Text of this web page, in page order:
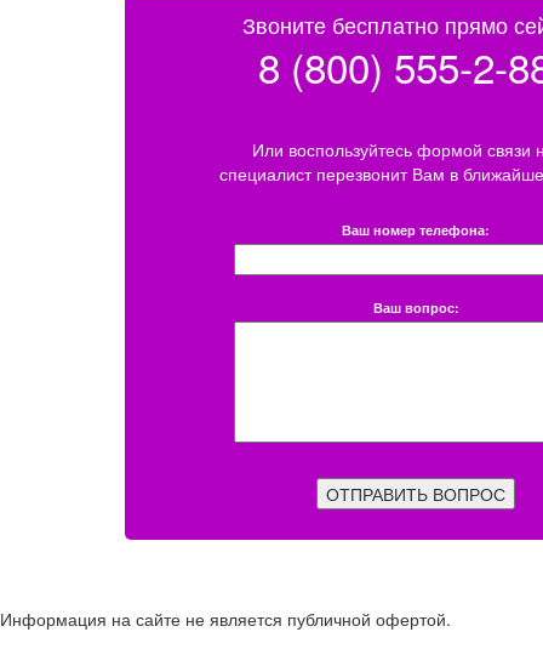
Звоните бесплатно прямо
8 (800) 555-2-
Или воспользуйтесь формой связи
специалист перезвонит Вам в
Ваш номер телефона:
Ваш вопрос:
ОТПРАВИТЬ ВОПРОС
Информация на сайте не является публичной офертой.